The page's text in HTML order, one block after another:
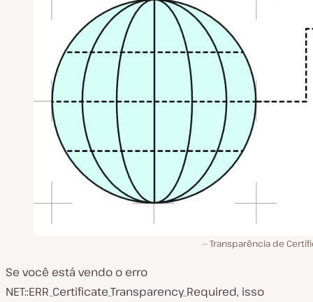
Transparência de
Se você está vendo o erro
NET::ERR_Certificate_Transparency_Required, isso